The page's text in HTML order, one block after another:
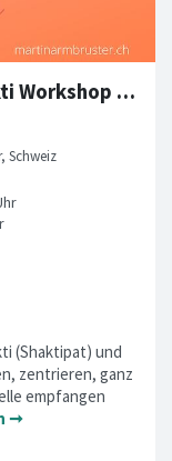
Winterthur: Live Kundalini-Shakti Workshop (Shaktipat)
Schweiz
(Shaktipat) und
zentrieren, ganz
empfangen
➞